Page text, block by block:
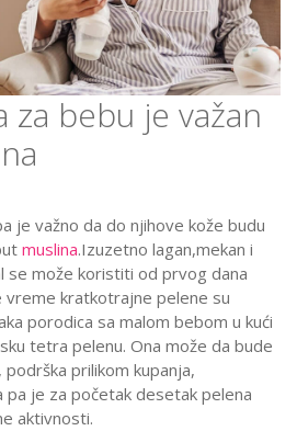
za bebu je važan
je važno da do njihove kože budu
muslina.Izuzetno lagan,mekan i
se može koristiti od prvog dana
vreme kratkotrajne pelene su
porodica sa malom bebom u kući
tetra pelenu. Ona može da bude
prilikom kupanja,
pa je za početak desetak pelena
aktivnosti.